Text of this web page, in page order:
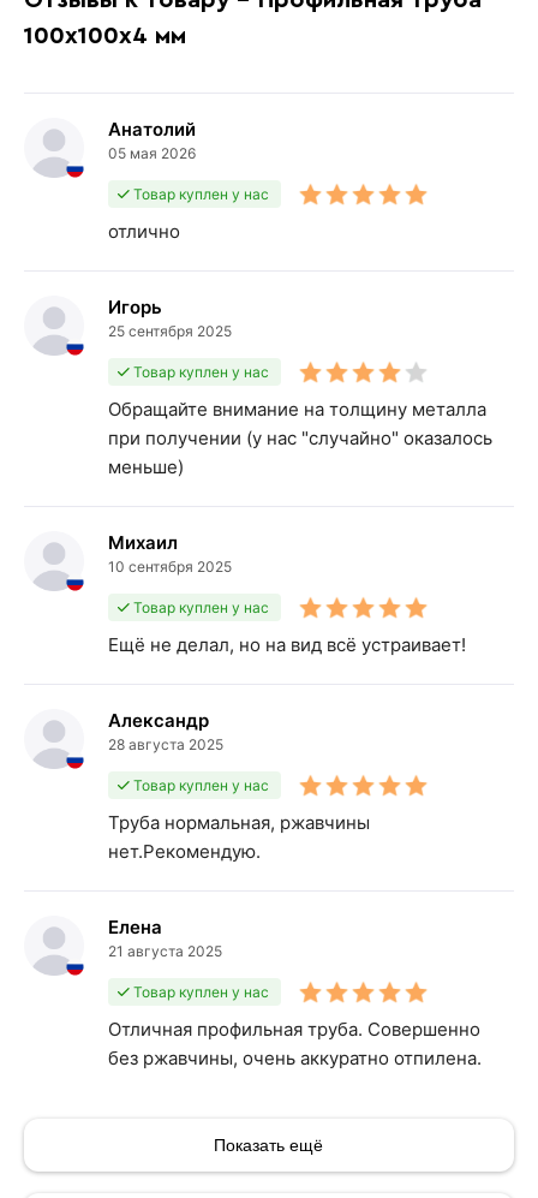
100х100х4 мм
Анатолий
05 мая 2026
Товар куплен у нас
отлично
Игорь
25 сентября 2025
Товар куплен у нас
Обращайте внимание на толщину металла
при получении (у нас "случайно" оказалось
меньше)
Михаил
10 сентября 2025
Товар куплен у нас
Ещё не делал, но на вид всё устраивает!
Александр
28 августа 2025
Товар куплен у нас
Труба нормальная, ржавчины
нет.Рекомендую.
Елена
21 августа 2025
Товар куплен у нас
Отличная профильная труба. Совершенно
без ржавчины, очень аккуратно отпилена.
Показать ещё